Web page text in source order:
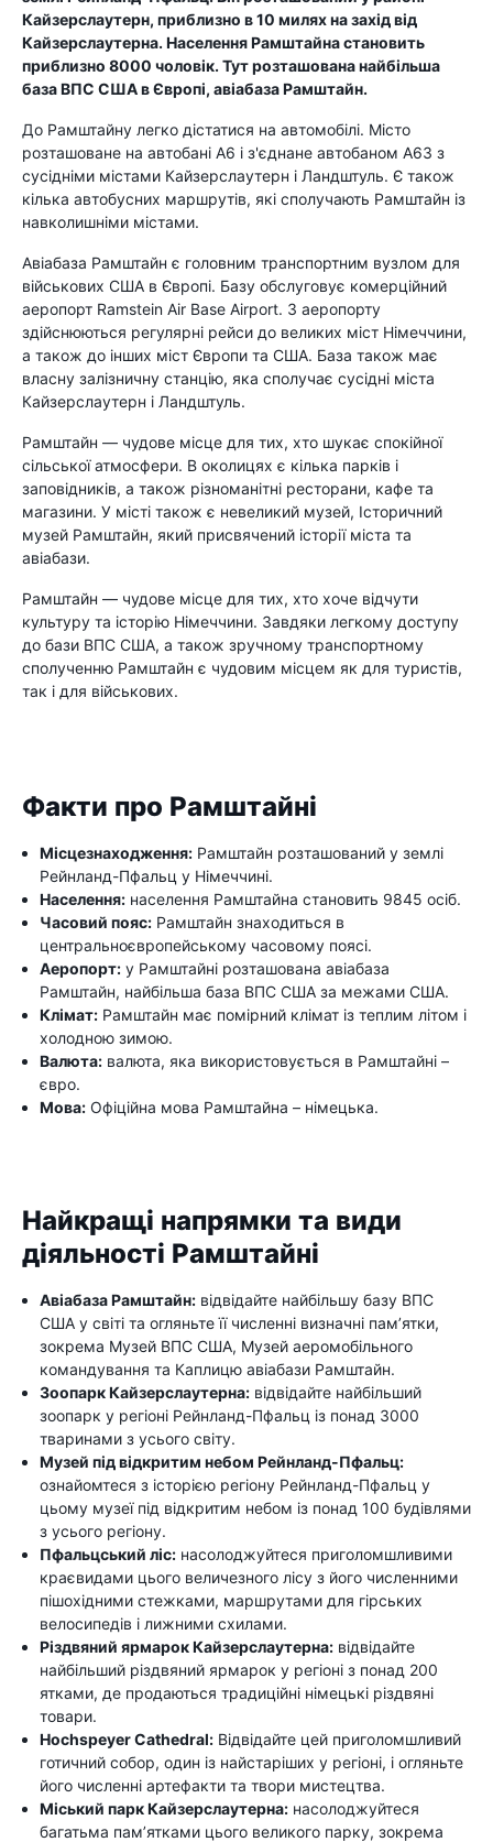
Кайзерслаутерн, приблизно в 10 милях на захід від
Кайзерслаутерна. Населення Рамштайна становить
приблизно 8000 чоловік. Тут розташована найбільша
база ВПС США в Європі, авіабаза Рамштайн.
До Рамштайну легко дістатися на автомобілі. Місто
розташоване на автобані A6 і з'єднане автобаном A63 з
сусідніми містами Кайзерслаутерн і Ландштуль. Є також
кілька автобусних маршрутів, які сполучають Рамштайн із
навколишніми містами.
Авіабаза Рамштайн є головним транспортним вузлом для
військових США в Європі. Базу обслуговує комерційний
аеропорт Ramstein Air Base Airport. З аеропорту
здійснюються регулярні рейси до великих міст Німеччини,
а також до інших міст Європи та США. База також має
власну залізничну станцію, яка сполучає сусідні міста
Кайзерслаутерн і Ландштуль.
Рамштайн — чудове місце для тих, хто шукає спокійної
сільської атмосфери. В околицях є кілька парків і
заповідників, а також різноманітні ресторани, кафе та
магазини. У місті також є невеликий музей, Історичний
музей Рамштайн, який присвячений історії міста та
авіабази.
Рамштайн — чудове місце для тих, хто хоче відчути
культуру та історію Німеччини. Завдяки легкому доступу
до бази ВПС США, а також зручному транспортному
сполученню Рамштайн є чудовим місцем як для туристів,
так і для військових.
Факти про Рамштайні
Місцезнаходження: Рамштайн розташований у землі
Рейнланд-Пфальц у Німеччині.
Населення: населення Рамштайна становить 9845 осіб.
Часовий пояс: Рамштайн знаходиться в
центральноєвропейському часовому поясі.
Аеропорт: у Рамштайні розташована авіабаза
Рамштайн, найбільша база ВПС США за межами США.
Клімат: Рамштайн має помірний клімат із теплим літом і
холодною зимою.
Валюта: валюта, яка використовується в Рамштайні –
євро.
Мова: Офіційна мова Рамштайна – німецька.
Найкращі напрямки та види
діяльності Рамштайні
Авіабаза Рамштайн: відвідайте найбільшу базу ВПС
США у світі та огляньте її численні визначні пам’ятки,
зокрема Музей ВПС США, Музей аеромобільного
командування та Каплицю авіабази Рамштайн.
Зоопарк Кайзерслаутерна: відвідайте найбільший
зоопарк у регіоні Рейнланд-Пфальц із понад 3000
тваринами з усього світу.
Музей під відкритим небом Рейнланд-Пфальц:
ознайомтеся з історією регіону Рейнланд-Пфальц у
цьому музеї під відкритим небом із понад 100 будівлями
з усього регіону.
Пфальцський ліс: насолоджуйтеся приголомшливими
краєвидами цього величезного лісу з його численними
пішохідними стежками, маршрутами для гірських
велосипедів і лижними схилами.
Різдвяний ярмарок Кайзерслаутерна: відвідайте
найбільший різдвяний ярмарок у регіоні з понад 200
ятками, де продаються традиційні німецькі різдвяні
товари.
Hochspeyer Cathedral: Відвідайте цей приголомшливий
готичний собор, один із найстаріших у регіоні, і огляньте
його численні артефакти та твори мистецтва.
Міський парк Кайзерслаутерна: насолоджуйтеся
багатьма пам’ятками цього великого парку, зокрема